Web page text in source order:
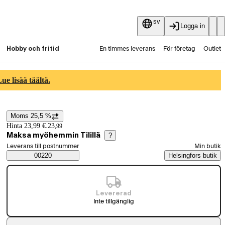
sv
Logga in
Hobby och fritid En timmes leverans För företag Outlet
lisää täältä.
Prisinformation
Moms 25,5 %
Hinta 23,99 €. 23,99
Maksa myöhemmin Tilillä ?
Saatavuustiedot
Välj beställningssätt
Leverans till postnummer
00220
Min butik
Helsingfors butik
Levererad
Inte tillgänglig